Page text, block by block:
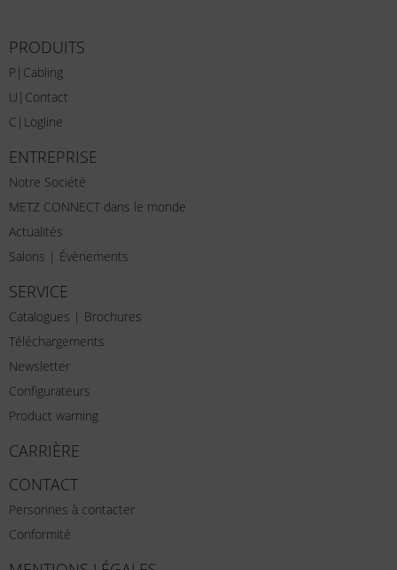
PRODUITS
P|Cabling
U|Contact
C|Logline
ENTREPRISE
Notre Société
METZ CONNECT dans le monde
Actualités
Salons | Évènements
SERVICE
Catalogues | Brochures
Téléchargements
Newsletter
Configurateurs
Product warning
CARRIÈRE
CONTACT
Personnes à contacter
Conformité